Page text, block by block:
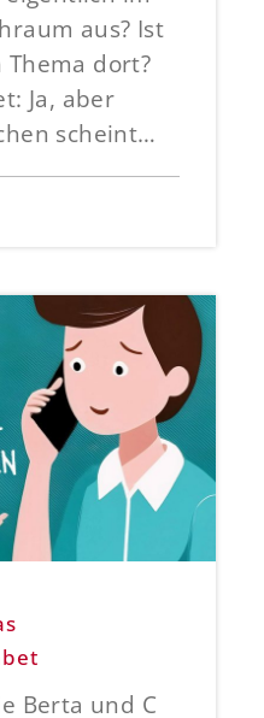
aus? Ist
dort?
Ja, aber
scheint…
Berta und C